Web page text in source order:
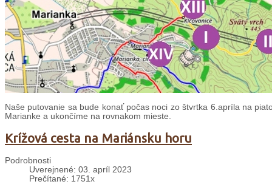
Naše putovanie sa bude konať počas noci zo štvrtka 6.apríla na
Marianke a ukončíme na rovnakom mieste.
Krížová cesta na Mariánsku horu
Podrobnosti
Uverejnené: 03. apríl 2023
Prečítané: 1751x